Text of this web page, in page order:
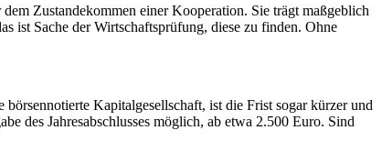
Zustandekommen einer Kooperation. Sie trägt maßgeblich
ist Sache der Wirtschaftsprüfung, diese zu finden. Ohne
Kapitalgesellschaft, ist die Frist sogar kürzer und
des Jahresabschlusses möglich, ab etwa 2.500 Euro. Sind